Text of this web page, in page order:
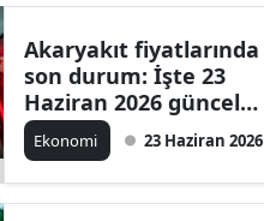
Akaryakıt fiyatlarında
son durum: İşte 23
Haziran 2026 güncel
benzin, motorin ve LPG
fiyatları
Ekonomi 23 Haziran 2026